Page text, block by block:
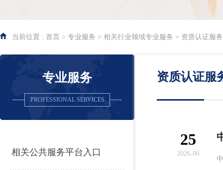
当前位置 : 首页 > 专业服务 > 相关行业领域专业服务 > 资质认证服务
专业服务
PROFESSIONAL SERVICES
相关公共服务平台入口
资质认证服
25
2026.06